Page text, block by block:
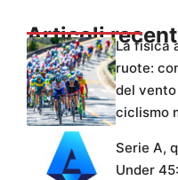
Articoli
La fisica
ruote:
del
ciclismo
Serie A,
Under